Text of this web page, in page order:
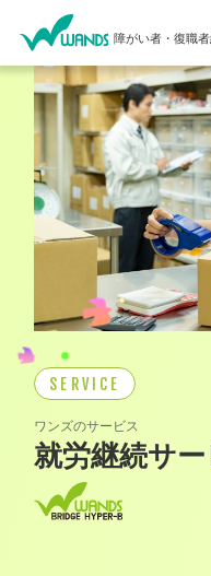
障がい者・復職
SERVICE
ワンズのサービス
就労継続サ